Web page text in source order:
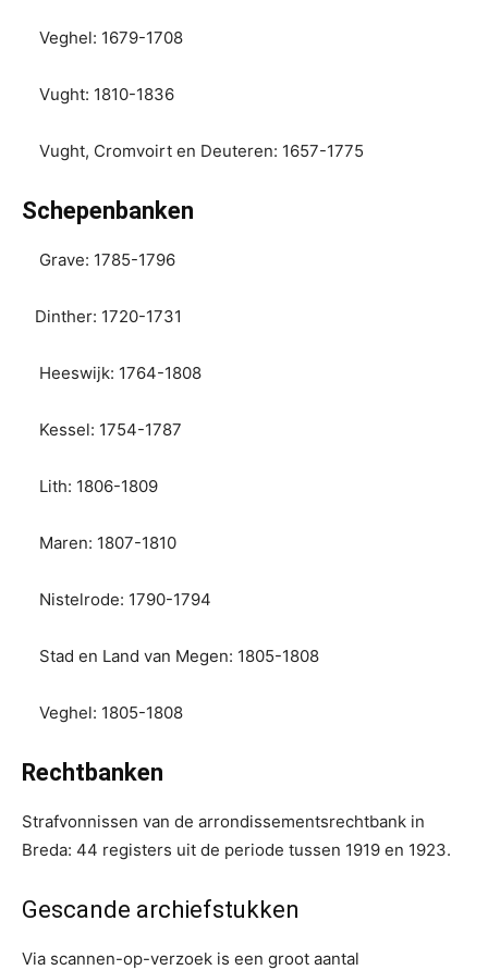
Veghel: 1679-1708
Vught: 1810-1836
Vught, Cromvoirt en Deuteren: 1657-1775
Schepenbanken
Grave: 1785-1796
Dinther: 1720-1731
Heeswijk: 1764-1808
Kessel: 1754-1787
Lith: 1806-1809
Maren: 1807-1810
Nistelrode: 1790-1794
Stad en Land van Megen: 1805-1808
Veghel: 1805-1808
Rechtbanken
Strafvonnissen van de arrondissementsrechtbank in
Breda: 44 registers uit de periode tussen 1919 en 1923.
Gescande archiefstukken
Via scannen-op-verzoek is een groot aantal